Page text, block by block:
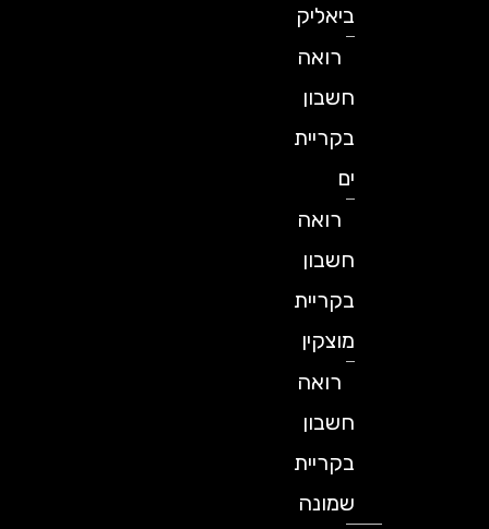
ביאליק
רואה
חשבון
בקריית
רואה
חשבון
בקריית
מוצקין
רואה
חשבון
בקריית
שמונה